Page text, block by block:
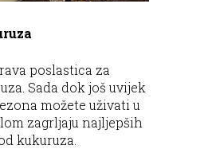
poslastica za
Sada dok još uvijek
možete uživati u
zagrljaju najljepših
kukuruza.